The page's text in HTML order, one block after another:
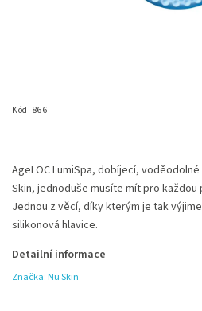
Kód: 866
AgeLOC LumiSpa, dobíjecí,
Skin, jednoduše musíte mít pro
Jednou z věcí, díky kterým je tak
silikonová hlavice.
Detailní informace
Značka: Nu Skin